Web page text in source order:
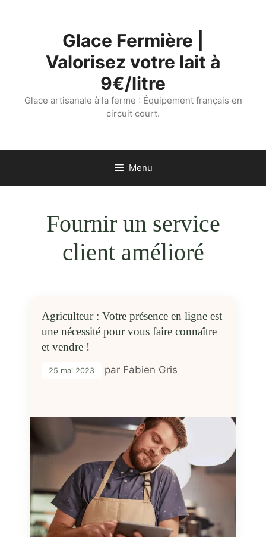
Glace Fermière |
Valorisez votre lait à
9€/litre
Glace artisanale à la ferme : Équipement français en
circuit court.
Menu
Fournir un service
client amélioré
Agriculteur : Votre présence en ligne est
une nécessité pour vous faire connaître
et vendre !
25 mai 2023 par Fabien Gris